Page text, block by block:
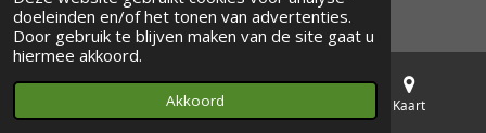
doeleinden en/of het tonen van advertenties.
Door gebruik te blijven maken van de site gaat u
hiermee akkoord.
AkkoordTelefoonnummer Kaart